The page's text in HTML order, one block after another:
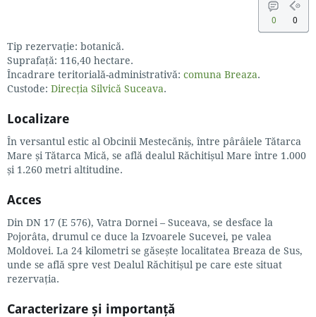
0 0
Tip rezervaţie: botanică.
Suprafaţă: 116,40 hectare.
Încadrare teritorială-administrativă: comuna Breaza.
Custode: Direcția Silvică Suceava.
Localizare
În versantul estic al Obcinii Mestecăniș, între pârâiele Tătarca
Mare și Tătarca Mică, se află dealul Răchitișul Mare între 1.000
și 1.260 metri altitudine.
Acces
Din DN 17 (E 576), Vatra Dornei – Suceava, se desface la
Pojorâta, drumul ce duce la Izvoarele Sucevei, pe valea
Moldovei. La 24 kilometri se găsește localitatea Breaza de Sus,
unde se află spre vest Dealul Răchitișul pe care este situat
rezervația.
Caracterizare și importanță